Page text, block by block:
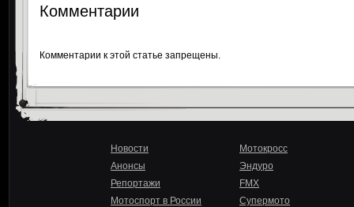
Комментарии
Комментарии к этой статье запрещены.
Новости
Анонсы
Репортажи
Мотоспорт в России
Мотокросс
Эндуро
FMX
Супермото